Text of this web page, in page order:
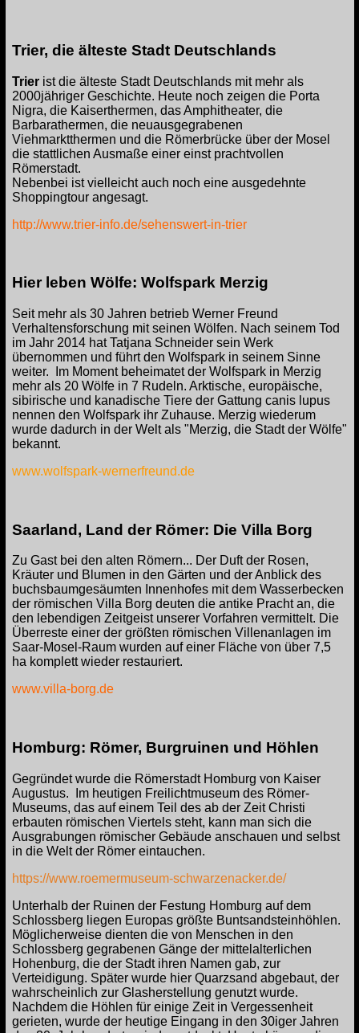
Trier, die älteste Stadt Deutschlands
Trierist die älteste Stadt Deutschlands mit mehr als
2000jähriger Geschichte. Heute noch zeigen die Porta
Nigra, die Kaiserthermen, das Amphitheater, die
Barbarathermen, die neuausgegrabenen
Viehmarktthermen und die Römerbrücke über der Mosel
die stattlichen Ausmaße einer einst prachtvollen
Römerstadt.
Nebenbei ist vielleicht auch noch eine ausgedehnte
Shoppingtour angesagt.
http://www.trier-info.de/sehenswert-in-trier
Hier leben Wölfe: Wolfspark Merzig
Seit mehr als 30 Jahren betrieb Werner Freund
Verhaltensforschung mit seinen Wölfen. Nach seinem Tod
im Jahr 2014 hat Tatjana Schneider sein Werk
übernommen und führt den Wolfspark in seinem Sinne
weiter. Im Moment beheimatet der Wolfspark in Merzig
mehr als 20 Wölfe in 7 Rudeln. Arktische, europäische,
sibirische und kanadische Tiere der Gattung canis lupus
nennen den Wolfspark ihr Zuhause. Merzig wiederum
wurde dadurch in der Welt als "Merzig, die Stadt der Wölfe"
bekannt.
www.wolfspark-wernerfreund.de
Saarland, Land der Römer: Die Villa Borg
Zu Gast bei den alten Römern... Der Duft der Rosen,
Kräuter und Blumen in den Gärten und der Anblick des
buchsbaumgesäumten Innenhofes mit dem Wasserbecken
der römischen Villa Borg deuten die antike Pracht an, die
den lebendigen Zeitgeist unserer Vorfahren vermittelt. Die
Überreste einer der größten römischen Villenanlagen im
Saar-Mosel-Raum wurden auf einer Fläche von über 7,5
ha komplett wieder restauriert.
www.villa-borg.de
Homburg: Römer, Burgruinen und Höhlen
Gegründet wurde die Römerstadt Homburg von Kaiser
Augustus. Im heutigen Freilichtmuseum des Römer-
Museums, das auf einem Teil des ab der Zeit Christi
erbauten römischen Viertels steht, kann man sich die
Ausgrabungen römischer Gebäude anschauen und selbst
in die Welt der Römer eintauchen.
https://www.roemermuseum-schwarzenacker.de/
Unterhalb der Ruinen der Festung Homburg auf dem
Schlossberg liegen Europas größte Buntsandsteinhöhlen.
Möglicherweise dienten die von Menschen in den
Schlossberg gegrabenen Gänge der mittelalterlichen
Hohenburg, die der Stadt ihren Namen gab, zur
Verteidigung. Später wurde hier Quarzsand abgebaut, der
wahrscheinlich zur Glasherstellung genutzt wurde.
Nachdem die Höhlen für einige Zeit in Vergessenheit
gerieten, wurde der heutige Eingang in den 30iger Jahren